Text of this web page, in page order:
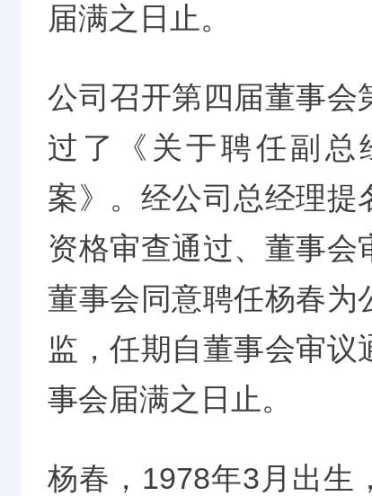
届满之日止。
公司召开第四届董事会
过了《关于聘任副总
案》。经公司总经理提
资格审查通过、董事会
董事会同意聘任杨春为
监，任期自董事会审
事会届满之日止。
杨春，1978年3月出生